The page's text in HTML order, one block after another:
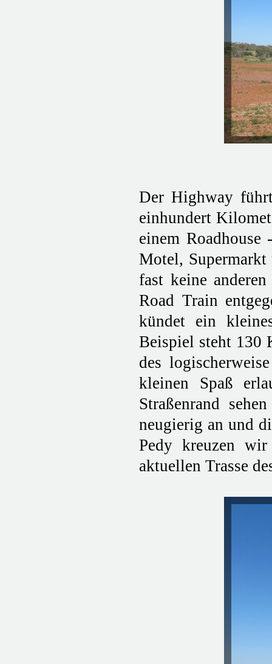
Der Highway
einhundert
einem
Motel,
fast keine
Road Train
kündet ein
Beispiel steht 130
des
kleinen Spaß
Straßenrand
neugierig an und
Pedy kreuzen
aktuellen Trasse